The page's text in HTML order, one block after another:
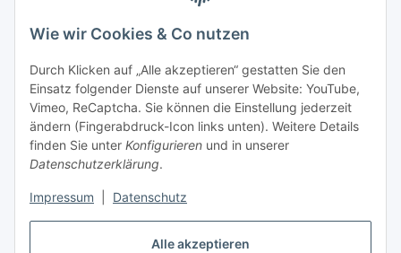
Alle akzeptieren
Wie wir Cookies & Co nutzen
Durch Klicken auf „Alle akzeptieren“ gestatten Sie den
Einsatz folgender Dienste auf unserer Website: YouTube,
Vimeo, ReCaptcha. Sie können die Einstellung jederzeit
ändern (Fingerabdruck-Icon links unten). Weitere Details
finden Sie unter Konfigurieren und in unserer
Datenschutzerklärung.
Impressum Datenschutz
Versandpartner
Partner